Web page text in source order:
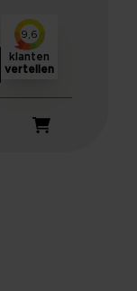
Winkelwagen
9,6
klanten
vertellen